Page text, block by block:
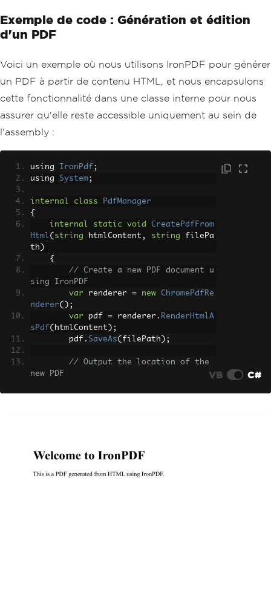
Exemple de code : Génération et édition
d'un PDF
Voici un exemple où nous utilisons IronPDF pour générer
un PDF à partir de contenu HTML, et nous encapsulons
cette fonctionnalité dans une classe interne pour nous
assurer qu'elle reste accessible uniquement au sein de
l'assembly :
using IronPdf ;
using System;
internal class
PdfManager
{
internal
static void
CreatePdfFrom
Html( string htmlContent , string filePa
th )
{
// Create a new PDF document u
sing IronPDF
var renderer = new
ChromePdfRe
nderer();
var pdf = renderer . RenderHtmlA
sPdf( htmlContent );
        pdf
. SaveAs( filePath );
// Output the location of the
new PDF
{
{
VB C#